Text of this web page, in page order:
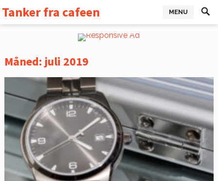
Tanker fra cafeen MENU
Måned: juli 2019